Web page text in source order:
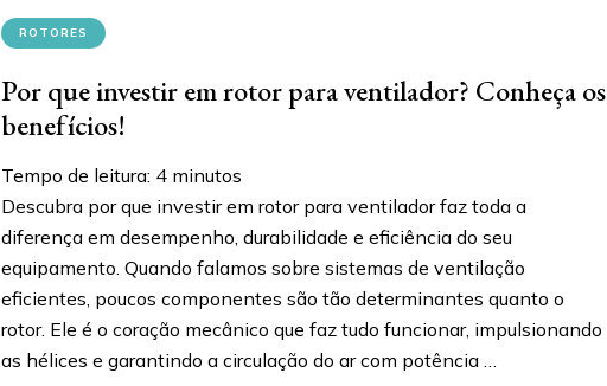
ROTORES
Por que investir em rotor para ventilador? Conheça os
benefícios!
Tempo de leitura: 4 minutos
Descubra por que investir em rotor para ventilador faz toda a
diferença em desempenho, durabilidade e eficiência do seu
equipamento. Quando falamos sobre sistemas de ventilação
eficientes, poucos componentes são tão determinantes quanto o
rotor. Ele é o coração mecânico que faz tudo funcionar, impulsionando
as hélices e garantindo a circulação do ar com potência …